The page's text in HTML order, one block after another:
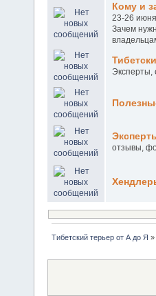
Кому и
23-26
Зачем
Эксперты,
отзывы,
Тибетский терьер от А до Я »